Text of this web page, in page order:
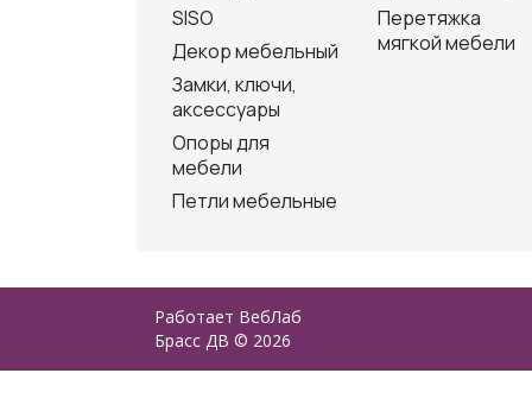
SISO
Декор мебельный
Замки, ключи,
аксессуары
Опоры для
мебели
Петли мебельные
Перетяжка
мягкой мебели
Работает ВебЛаб
Брасс ДВ © 2026